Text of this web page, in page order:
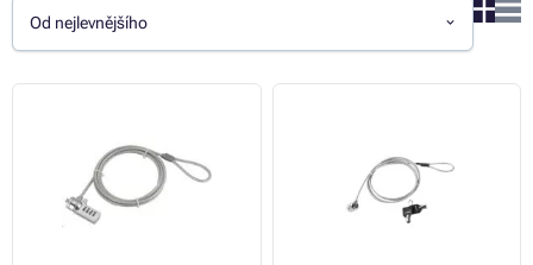
Od nejlevnějšího